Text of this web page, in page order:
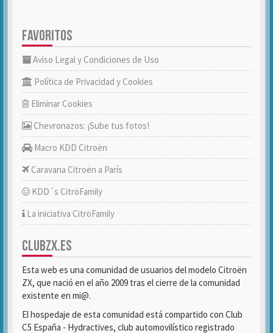
FAVORITOS
Aviso Legal y Condiciones de Uso
Política de Privacidad y Cookies
Eliminar Cookies
Chevronazos: ¡Sube tus fotos!
Macro KDD Citroën
Caravana Citroën a París
KDD´s CitröFamily
La iniciativa CitröFamily
CLUBZX.ES
Esta web es una comunidad de usuarios del modelo Citroën
ZX, que nació en el año 2009 tras el cierre de la comunidad
existente en mi@.
El hospedaje de esta comunidad está compartido con Club
C5 España - Hydractives, club automovilístico registrado